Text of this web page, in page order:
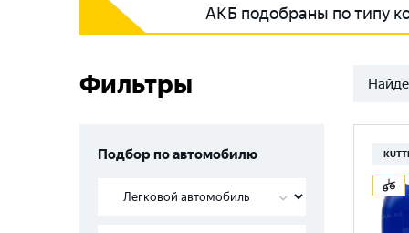
АКБ подобраны по типу
Фильтры
Подбор по автомобилю